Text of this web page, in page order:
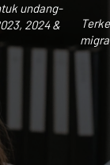
undang-
2024 &